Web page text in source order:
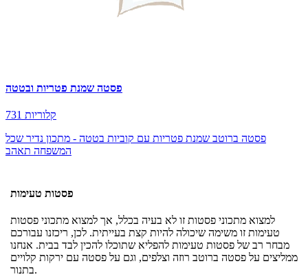
פסטה שמנת פטריות ובטטה
731 קלוריות
פסטה ברוטב שמנת פטריות עם קוביות בטטה - מתכון נדיר שכל
המשפחה תאהב
פסטות טעימות
למצוא מתכוני פסטות זו לא בעיה בכלל, אך למצוא מתכוני פסטות
טעימות זו משימה שיכולה להיות קצת בעייתית. לכן, ריכזנו עבורכם
מבחר רב של פסטות טעימות להפליא שתוכלו להכין לבד בבית. אנחנו
ממליצים על פסטה ברוטב רוזה וצלפים, וגם על פסטה עם ירקות קלויים
בתנור.